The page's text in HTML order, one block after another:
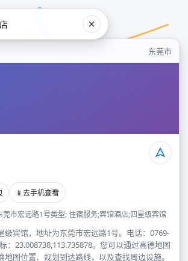
东莞市
📱 去手机查看
莞市宏远路1号类型: 住宿服务;宾馆酒店;四星级宾馆
级宾馆，地址为东莞市宏远路1号。电话：0769-
：23.008738,113.735878。您可以通过高德地图
地图位置、规划到达路线，以及查找周边设施。